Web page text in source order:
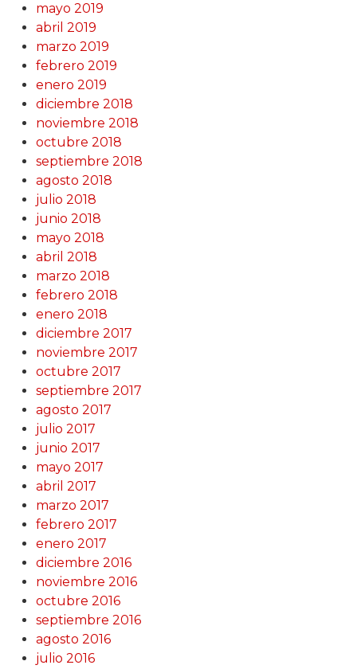
mayo 2019
abril 2019
marzo 2019
febrero 2019
enero 2019
diciembre 2018
noviembre 2018
octubre 2018
septiembre 2018
agosto 2018
julio 2018
junio 2018
mayo 2018
abril 2018
marzo 2018
febrero 2018
enero 2018
diciembre 2017
noviembre 2017
octubre 2017
septiembre 2017
agosto 2017
julio 2017
junio 2017
mayo 2017
abril 2017
marzo 2017
febrero 2017
enero 2017
diciembre 2016
noviembre 2016
octubre 2016
septiembre 2016
agosto 2016
julio 2016